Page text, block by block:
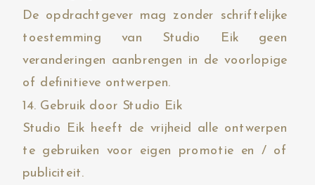
De opdrachtgever mag zonder schriftelijke
toestemming van Studio Eik geen
veranderingen aanbrengen in de voorlopige
of definitieve ontwerpen.
14. Gebruik door Studio Eik
Studio Eik heeft de vrijheid alle ontwerpen
te gebruiken voor eigen promotie en / of
publiciteit.